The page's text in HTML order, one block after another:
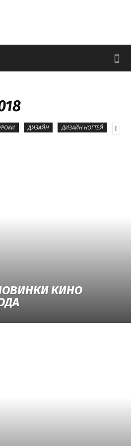
Французский
ДИЗАЙН ДИЗАЙН НОГТЕЙ
КИНО